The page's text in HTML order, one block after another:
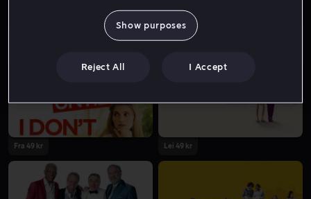
Fra 49 kr Lei 49 kr
Show purposes
Reject All I Accept